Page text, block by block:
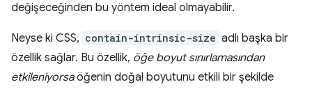
değişeceğinden bu yöntem ideal olmayabilir.
Neyse ki CSS, contain-intrinsic-size adlı başka bir
özellik sağlar. Bu özellik, öğe boyut sınırlamasından
etkileniyorsaöğenin doğal boyutunu etkili bir şekilde